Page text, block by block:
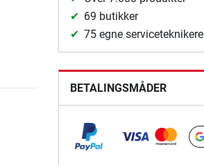
69 butikker
75 egne serviceteknikere
BETALINGSMÅDER